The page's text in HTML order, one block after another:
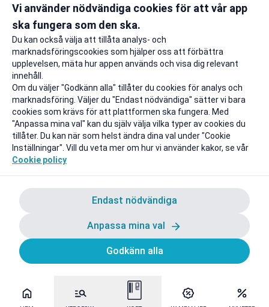
Gäller även på redan prissänkta
Till rabatten
+ 20 GB
Vi använder nödvändiga cookies för att vår app
ska fungera som den ska.
Du kan också välja att tillåta analys- och
marknadsföringscookies som hjälper oss att förbättra
upplevelsen, mäta hur appen används och visa dig relevant
innehåll.
Om du väljer "Godkänn alla" tillåter du cookies för analys och
marknadsföring. Väljer du "Endast nödvändiga" sätter vi bara
cookies som krävs för att plattformen ska fungera. Med
"Anpassa mina val" kan du själv välja vilka typer av cookies du
tillåter. Du kan när som helst ändra dina val under "Cookie
Inställningar". Vill du veta mer om hur vi använder kakor, se vår
Cookie policy
Endast nödvändiga
Anpassa mina val
Godkänn alla